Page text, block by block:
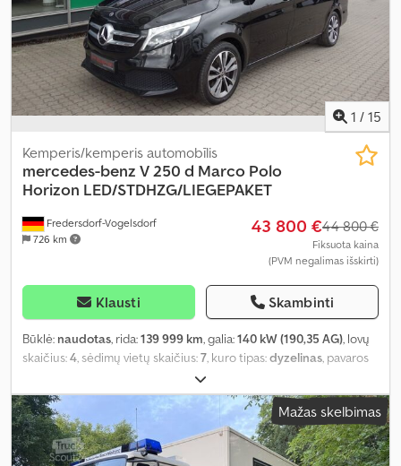
1 / 15
Fredersdorf-Vogelsdorf
726 km
Kemperis/kemperis automobīlis
mercedes-benz V 250 d Marco Polo
Horizon LED/STDHZG/LIEGEPAKET
43 800 €44 800 €
Fiksuota kaina
(PVM negalimas išskirti)
Klausti Skambinti
Būklė: naudotas, rida:139 999 km, galia:140 kW (190,35 AG), lovų
skaičius:4, sėdimų vietų skaičius:7, kuro tipas:dyzelinas, pavaros
juodas, pirmoji registracija:
emisijos klasė:nėra, pakaba:kitas, vairuotojo kabina:kitas, kuras:
dyzelinas , Įranga:
ABS, autonominis šildytuvas, borto
kompiuteris, centrinis užraktas, elektroninė stabilumo
programa (ESP), imobilaizerio sistema, kruizo kontrolė,
Mažas skelbimas